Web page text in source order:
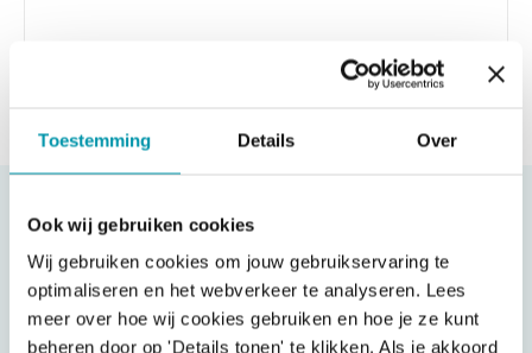
Toestemming Details Over
Ook wij gebruiken cookies
Wij gebruiken cookies om jouw gebruikservaring te
optimaliseren en het webverkeer te analyseren. Lees
meer over hoe wij cookies gebruiken en hoe je ze kunt
beheren door op 'Details tonen' te klikken. Als je akkoord